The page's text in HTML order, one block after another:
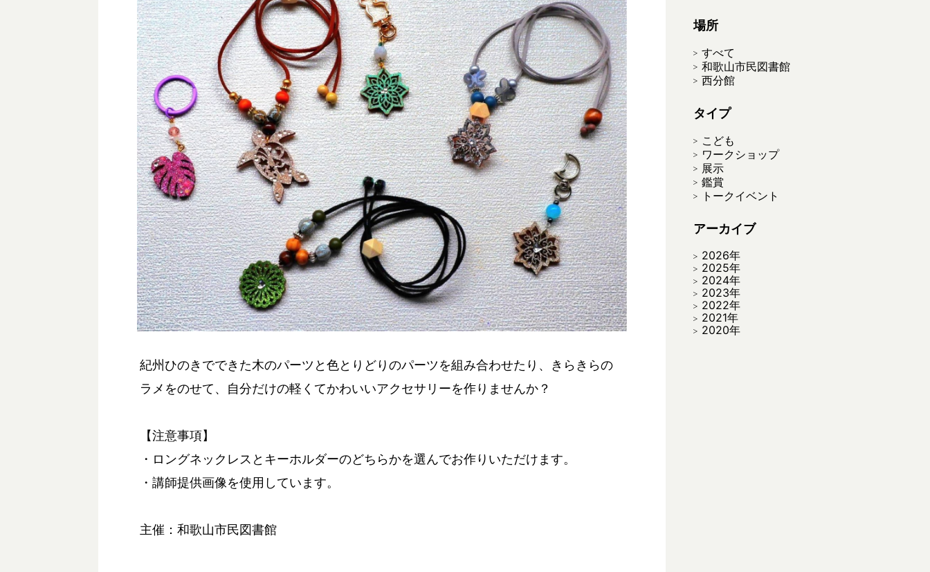
紀州ひのきでできた木のパーツと色とりどりのパーツを組み合わせたり、きらきらの
ラメをのせて、自分だけの軽くてかわいいアクセサリーを作りませんか？
【注意事項】
・ロングネックレスとキーホルダーのどちらかを選んでお作りいただけます。
・講師提供画像を使用しています。
主催：和歌山市民図書館
場所
すべて
和歌山市民図書館
西分館
タイプ
こども
ワークショップ
展示
鑑賞
トークイベント
アーカイブ
2026年
2025年
2024年
2023年
2022年
2021年
2020年